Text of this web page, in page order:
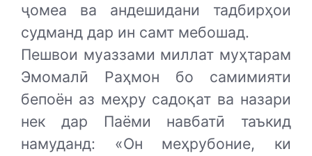
ҷомеа ва андешидани тадбирҳои
судманд дар ин самт мебошад.
Пешвои муаззами миллат муҳтарам
Эмомалӣ Раҳмон бо самимияти
бепоён аз меҳру садоқат ва назари
нек дар Паёми навбатӣ таъкид
намуданд: «Он меҳрубоние, ки